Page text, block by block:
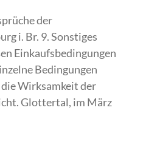
der
i. Br. 9. Sonstiges
Einkaufsbedingungen
Bedingungen
Wirksamkeit der
Glottertal, im März